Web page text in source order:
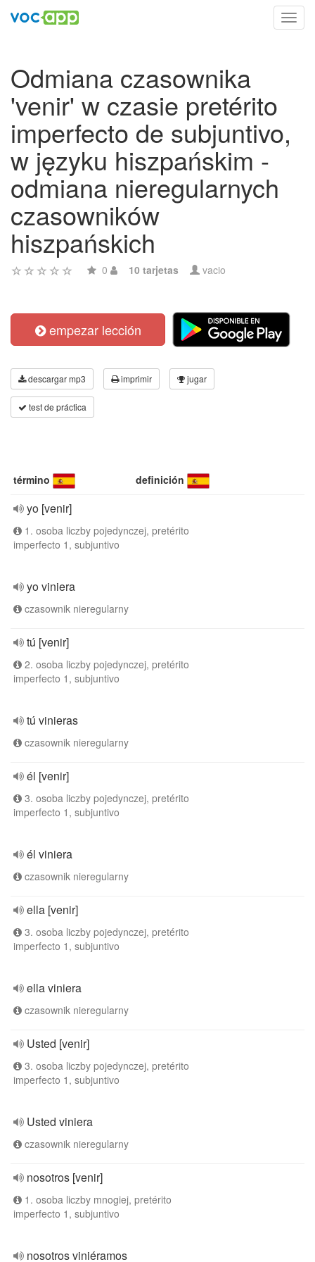
Odmiana czasownika
'venir' w czasie pretérito
imperfecto de subjuntivo,
w języku hiszpańskim -
odmiana nieregularnych
czasowników
hiszpańskich
0 10 tarjetas vacio
empezar lección
descargar mp3 imprimir jugar
test de práctica
término definición
yo [venir]
1. osoba liczby pojedynczej, pretérito
imperfecto 1, subjuntivo
yo viniera
czasownik nieregularny
tú [venir]
2. osoba liczby pojedynczej, pretérito
imperfecto 1, subjuntivo
tú vinieras
czasownik nieregularny
él [venir]
3. osoba liczby pojedynczej, pretérito
imperfecto 1, subjuntivo
él viniera
czasownik nieregularny
ella [venir]
3. osoba liczby pojedynczej, pretérito
imperfecto 1, subjuntivo
ella viniera
czasownik nieregularny
Usted [venir]
3. osoba liczby pojedynczej, pretérito
imperfecto 1, subjuntivo
Usted viniera
czasownik nieregularny
nosotros [venir]
1. osoba liczby mnogiej, pretérito
imperfecto 1, subjuntivo
nosotros viniéramos